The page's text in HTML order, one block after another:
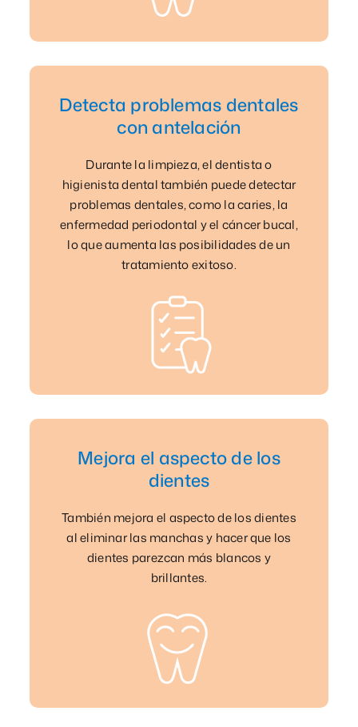
Detecta problemas dentales
con antelación
Durante la limpieza, el dentista o
higienista dental también puede detectar
problemas dentales, como la caries, la
enfermedad periodontal y el cáncer bucal,
lo que aumenta las posibilidades de un
tratamiento exitoso.
Mejora el aspecto de los
dientes
También mejora el aspecto de los dientes
al eliminar las manchas y hacer que los
dientes parezcan más blancos y
brillantes.